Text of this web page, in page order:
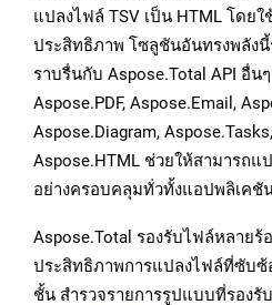
แปลงไฟล์ TSV เป็น HTML โดย
ประสิทธิภาพ โซลูชันอันทรงพลังนี้
ราบรื่นกับ Aspose.Total API อื่น
Aspose.PDF, Aspose.Email,
Aspose.Diagram,
Aspose.HTML ช่วยให้สามารถ
อย่างครอบคลุมทั่วทั้งแอปพลิเค
Aspose.Total รองรับไฟล์หลายร้
ประสิทธิภาพการแปลงไฟล์ที่ซับ
ชั้น สำรวจรายการรูปแบบที่รอง